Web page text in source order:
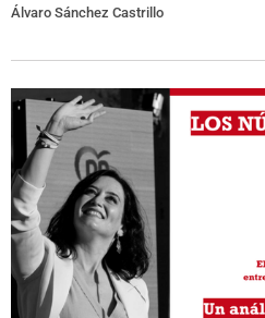
Álvaro Sánchez Castrillo